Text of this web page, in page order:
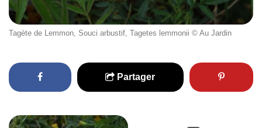
Tagète de Lemmon, Souci arbustif, Tagetes lemmonii © Au Jardin
Partager